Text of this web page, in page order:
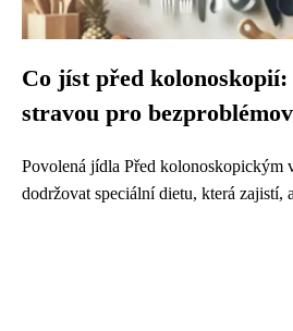
Co jíst před kolonoskopií:
stravou pro
Povolená jídla Před kolonoskopickým
dodržovat speciální dietu, která zajistí,